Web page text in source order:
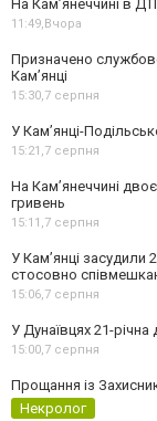
На Кам’янеччині в
11:49,Вчора
Призначено
Кам’янці
15:30,7 серпня
У Кам’янці-
15:21,7 серпня
На Камʼянеччині
гривень
15:11,7 серпня
У Камʼянці засудили
стосовно
15:06,7 серпня
У Дунаївцях 21-річна
15:00,7 серпня
Прощання із
Некролог